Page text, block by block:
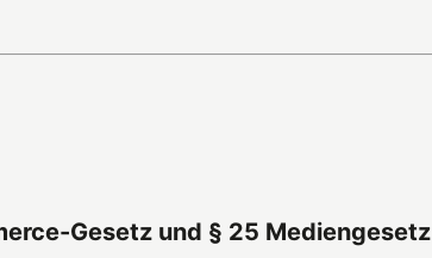
Gesetz und § 25 Mediengesetz